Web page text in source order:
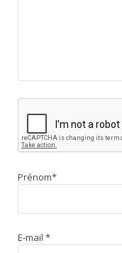
Prénom*
E-mail *